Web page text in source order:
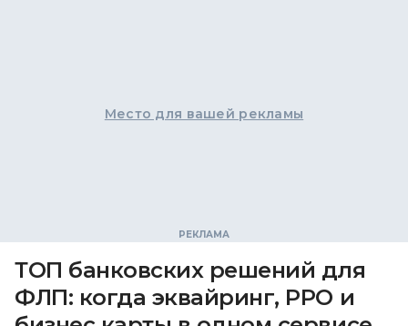
Место для вашей рекламы
ТОП банковских решений для
ФЛП: когда эквайринг, РРО и